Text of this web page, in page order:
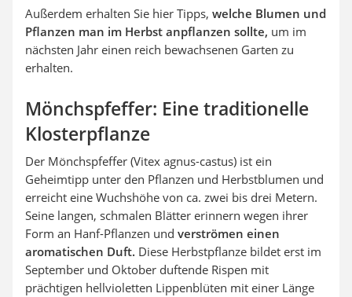
Außerdem erhalten Sie hier Tipps, welche Blumen und
Pflanzen man im Herbst anpflanzen sollte, um im
nächsten Jahr einen reich bewachsenen Garten zu
erhalten.
Mönchspfeffer: Eine traditionelle
Klosterpflanze
Der Mönchspfeffer (Vitex agnus-castus) ist ein
Geheimtipp unter den Pflanzen und Herbstblumen und
erreicht eine Wuchshöhe von ca. zwei bis drei Metern.
Seine langen, schmalen Blätter erinnern wegen ihrer
Form an Hanf-Pflanzen und verströmen einen
aromatischen Duft. Diese Herbstpflanze bildet erst im
September und Oktober duftende Rispen mit
prächtigen hellvioletten Lippenblüten mit einer Länge